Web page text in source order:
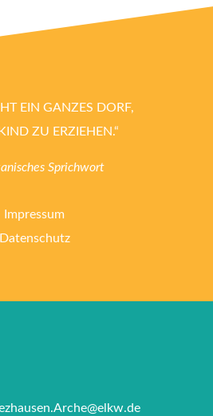
EIN GANZES DORF,
ZU ERZIEHEN.“
Sprichwort
Impressum
Datenschutz